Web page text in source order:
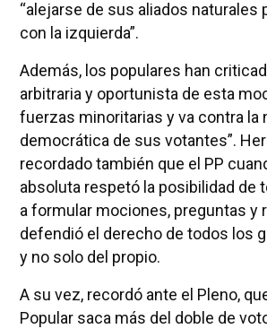
“alejarse de sus aliados naturales
con la izquierda”.
Además, los populares han
arbitraria y oportunista de esta
fuerzas minoritarias y va contra la
democrática de sus votantes”.
recordado también que el PP
absoluta respetó la posibilidad de
a formular mociones, preguntas y
defendió el derecho de todos los
y no solo del propio.
A su vez, recordó ante el Pleno,
Popular saca más del doble de